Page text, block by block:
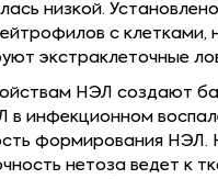
низкой.
с
экстраклеточные
НЭЛ создают
инфекционном
формирования
нетоза ведет к